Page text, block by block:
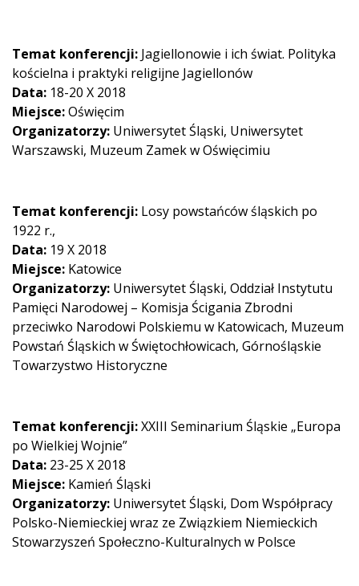
Temat konferencji: Jagiellonowie i ich świat. Polityka
kościelna i praktyki religijne Jagiellonów
Data: 18-20 X 2018
Miejsce:Oświęcim
Organizatorzy: Uniwersytet Śląski, Uniwersytet
Warszawski, Muzeum Zamek w Oświęcimiu
Temat konferencji: Losy powstańców śląskich po
1922 r.,
Data: 19 X 2018
Miejsce: Katowice
Organizatorzy: Uniwersytet Śląski, Oddział Instytutu
Pamięci Narodowej – Komisja Ścigania Zbrodni
przeciwko Narodowi Polskiemu w Katowicach, Muzeum
Powstań Śląskich w Świętochłowicach, Górnośląskie
Towarzystwo Historyczne
Temat konferencji:XXIII Seminarium Śląskie „Europa
po Wielkiej Wojnie”
Data: 23-25 X 2018
Miejsce: Kamień Śląski
Organizatorzy: Uniwersytet Śląski, Dom Współpracy
Polsko-Niemieckiej wraz ze Związkiem Niemieckich
Stowarzyszeń Społeczno-Kulturalnych w Polsce